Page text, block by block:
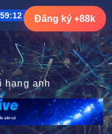
AM
hạng anh
Đăng ký +88k